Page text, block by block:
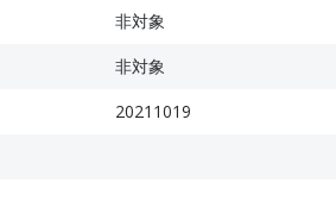
非対象
非対象
20211019